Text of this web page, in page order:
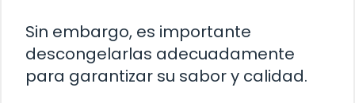
Sin embargo, es importante
descongelarlas adecuadamente
para garantizar su sabor y calidad.